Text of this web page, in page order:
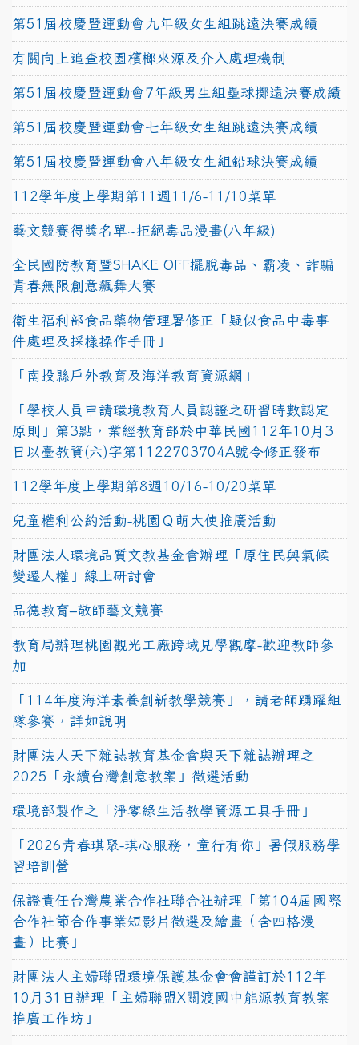
第51屆校慶暨運動會九年級女生組跳遠決賽成績
有關向上追查校園檳榔來源及介入處理機制
第51屆校慶暨運動會7年級男生組壘球擲遠決賽成績
第51屆校慶暨運動會七年級女生組跳遠決賽成績
第51屆校慶暨運動會八年級女生組鉛球決賽成績
112學年度上學期第11週11/6-11/10菜單
藝文競賽得獎名單~拒絕毒品漫畫(八年級)
全民國防教育暨SHAKE OFF擺脫毒品、霸凌、詐騙
青春無限創意飆舞大賽
衛生福利部食品藥物管理署修正「疑似食品中毒事
件處理及採樣操作手冊」
「南投縣戶外教育及海洋教育資源網」
「學校人員申請環境教育人員認證之研習時數認定
原則」第3點，業經教育部於中華民國112年10月3
日以臺教資(六)字第1122703704A號令修正發布
112學年度上學期第8週10/16-10/20菜單
兒童權利公約活動-桃園Ｑ萌大使推廣活動
財團法人環境品質文教基金會辦理「原住民與氣候
變遷人權」線上研討會
品德教育–敬師藝文競賽
教育局辦理桃園觀光工廠跨域見學觀摩-歡迎教師參
加
「114年度海洋素養創新教學競賽」，請老師踴躍組
隊參賽，詳如說明
財團法人天下雜誌教育基金會與天下雜誌辦理之
2025「永續台灣創意教案」徵選活動
環境部製作之「淨零綠生活教學資源工具手冊」
「2026青春琪聚-琪心服務，童行有你」暑假服務學
習培訓營
保證責任台灣農業合作社聯合社辦理「第104屆國際
合作社節合作事業短影片徵選及繪畫（含四格漫
畫）比賽」
財團法人主婦聯盟環境保護基金會會謹訂於112年
10月31日辦理「主婦聯盟X關渡國中能源教育教案
推廣工作坊」